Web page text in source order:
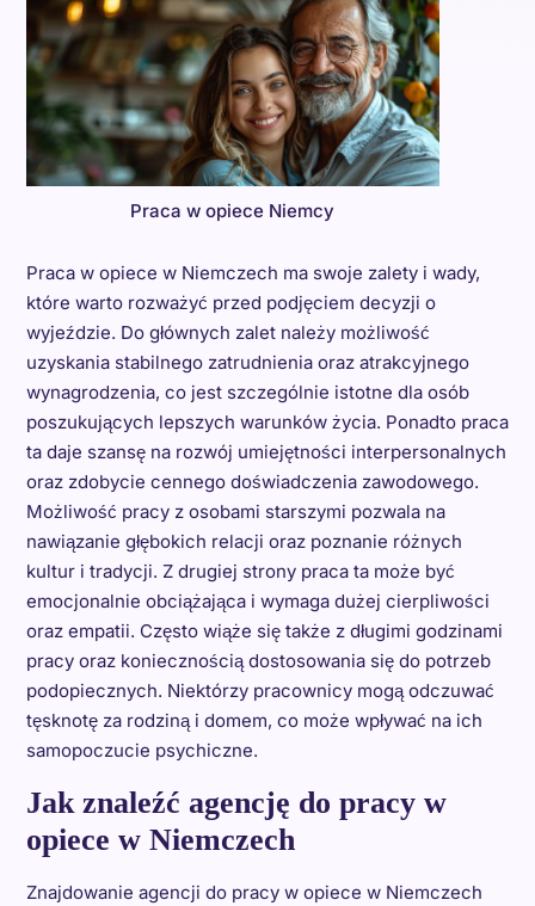
Praca w opiece Niemcy
Praca w opiece w Niemczech ma swoje zalety i wady,
które warto rozważyć przed podjęciem decyzji o
wyjeździe. Do głównych zalet należy możliwość
uzyskania stabilnego zatrudnienia oraz atrakcyjnego
wynagrodzenia, co jest szczególnie istotne dla osób
poszukujących lepszych warunków życia. Ponadto praca
ta daje szansę na rozwój umiejętności interpersonalnych
oraz zdobycie cennego doświadczenia zawodowego.
Możliwość pracy z osobami starszymi pozwala na
nawiązanie głębokich relacji oraz poznanie różnych
kultur i tradycji. Z drugiej strony praca ta może być
emocjonalnie obciążająca i wymaga dużej cierpliwości
oraz empatii. Często wiąże się także z długimi godzinami
pracy oraz koniecznością dostosowania się do potrzeb
podopiecznych. Niektórzy pracownicy mogą odczuwać
tęsknotę za rodziną i domem, co może wpływać na ich
samopoczucie psychiczne.
Jak znaleźć agencję do pracy w
opiece w Niemczech
Znajdowanie agencji do pracy w opiece w Niemczech